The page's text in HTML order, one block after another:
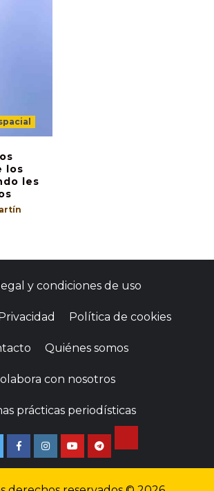
los
les
y condiciones de uso
Política de cookies
Quiénes somos
con nosotros
prácticas periodísticas